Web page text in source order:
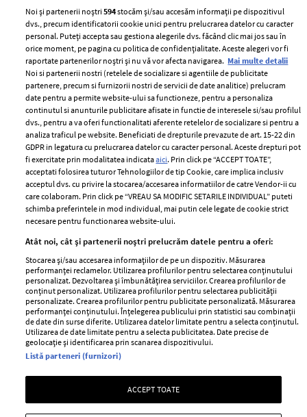
ELLE Style Awards
2024
Despre ELLE
Romania
Contact
Abonamente
Termeni si conditii
Politica de
confidențialitate
Politica de cookies
Publicitate
GSP
Unica
Baby
Retete
femei
Viva
Avantaje
Retete practice
Pariază responsabil! Decizia ONJN nr. 821/25.09.2025.
Jocurile de noroc sunt interzise minorilor.
Noi și partenerii noștri594stocăm și/sau accesăm informații pe dispozitivul
dvs., precum identificatorii cookie unici pentru prelucrarea datelor cu caracter
personal. Puteți accepta sau gestiona alegerile dvs. făcând clic mai jos sau în
orice moment, pe pagina cu politica de confidențialitate. Aceste alegeri vor fi
raportate partenerilor noștri și nu vă vor afecta navigarea. Mai multe detalii
Noi si partenerii nostri (retelele de socializare si agentiile de publicitate
partenere, precum si furnizorii nostri de servicii de date analitice) prelucram
date pentru a permite website-ului sa functioneze, pentru a personaliza
continutul si anunturile publicitare afisate in functie de interesele si/sau profilul
dvs., pentru a va oferi functionalitati aferente retelelor de socializare si pentru a
analiza traficul pe website. Beneficiati de drepturile prevazute de art. 15-22 din
GDPR in legatura cu prelucrarea datelor cu caracter personal. Aceste drepturi pot
fi exercitate prin modalitatea indicataaici. Prin click pe “ACCEPT TOATE”,
acceptati folosirea tuturor Tehnologiilor de tip Cookie, care implica inclusiv
acceptul dvs. cu privire la stocarea/accesarea informatiilor de catre Vendor-ii cu
care colaboram. Prin click pe “VREAU SA MODIFIC SETARILE INDIVIDUAL” puteti
schimba preferintele in mod individual, mai putin cele legate de cookie strict
necesare pentru functionarea website-ului.
Atât noi, cât și partenerii noștri prelucrăm datele pentru a oferi:
Stocarea și/sau accesarea informațiilor de pe un dispozitiv. Măsurarea
performanței reclamelor. Utilizarea profilurilor pentru selectarea conținutului
personalizat. Dezvoltarea și îmbunătățirea serviciilor. Crearea profilurilor de
conținut personalizat. Utilizarea profilurilor pentru selectarea publicității
personalizate. Crearea profilurilor pentru publicitate personalizată. Măsurarea
performanței conținutului. Înțelegerea publicului prin statistici sau combinații
de date din surse diferite. Utilizarea datelor limitate pentru a selecta conținutul.
Utilizarea de date limitate pentru a selecta publicitatea. Date precise de
geolocație și identificarea prin scanarea dispozitivului.
Listă parteneri (furnizori)
ACCEPT TOATE